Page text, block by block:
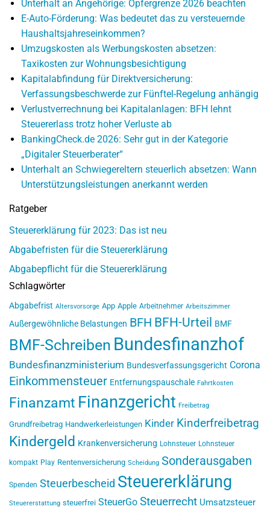
Unterhalt an Angehörige: Opfergrenze 2026 beachten
E-Auto-Förderung: Was bedeutet das zu versteuernde
Haushaltsjahreseinkommen?
Umzugskosten als Werbungskosten absetzen:
Taxikosten zur Wohnungsbesichtigung
Kapitalabfindung für Direktversicherung:
Verfassungsbeschwerde zur Fünftel-Regelung anhängig
Verlustverrechnung bei Kapitalanlagen: BFH lehnt
Steuererlass trotz hoher Verluste ab
BankingCheck.de 2026: Sehr gut in der Kategorie
„Digitaler Steuerberater“
Unterhalt an Schwiegereltern steuerlich absetzen: Wann
Unterstützungsleistungen anerkannt werden
Ratgeber
Steuererklärung für 2023: Das ist neu
Abgabefristen für die Steuererklärung
Abgabepflicht für die Steuererklärung
Schlagwörter
Abgabefrist Altersvorsorge App Apple Arbeitnehmer Arbeitszimmer
Außergewöhnliche Belastungen BFH BFH-Urteil BMF
BMF-Schreiben Bundesfinanzhof
Bundesfinanzministerium Bundesverfassungsgericht Corona
Einkommensteuer Entfernungspauschale Fahrtkosten
Finanzamt Finanzgericht Freibetrag
Grundfreibetrag Handwerkerleistungen Kinder Kinderfreibetrag
Kindergeld Krankenversicherung Lohnsteuer Lohnsteuer
kompakt Play Rentenversicherung Scheidung Sonderausgaben
Spenden Steuerbescheid Steuererklärung
Steuererstattung steuerfrei SteuerGo Steuerrecht Umsatzsteuer